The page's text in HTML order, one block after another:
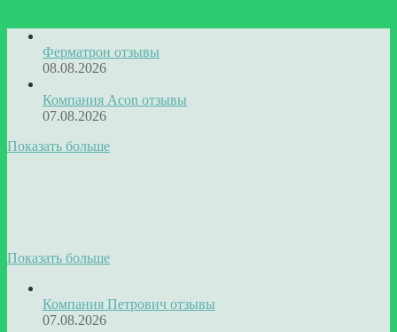
Ферматрон отзывы
08.08.2026
Компания Acon отзывы
07.08.2026
Показать больше
Показать больше
Компания Петрович отзывы
07.08.2026